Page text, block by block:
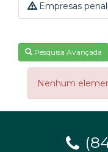
Empresas
Pesquisa Avançada
Nenhum